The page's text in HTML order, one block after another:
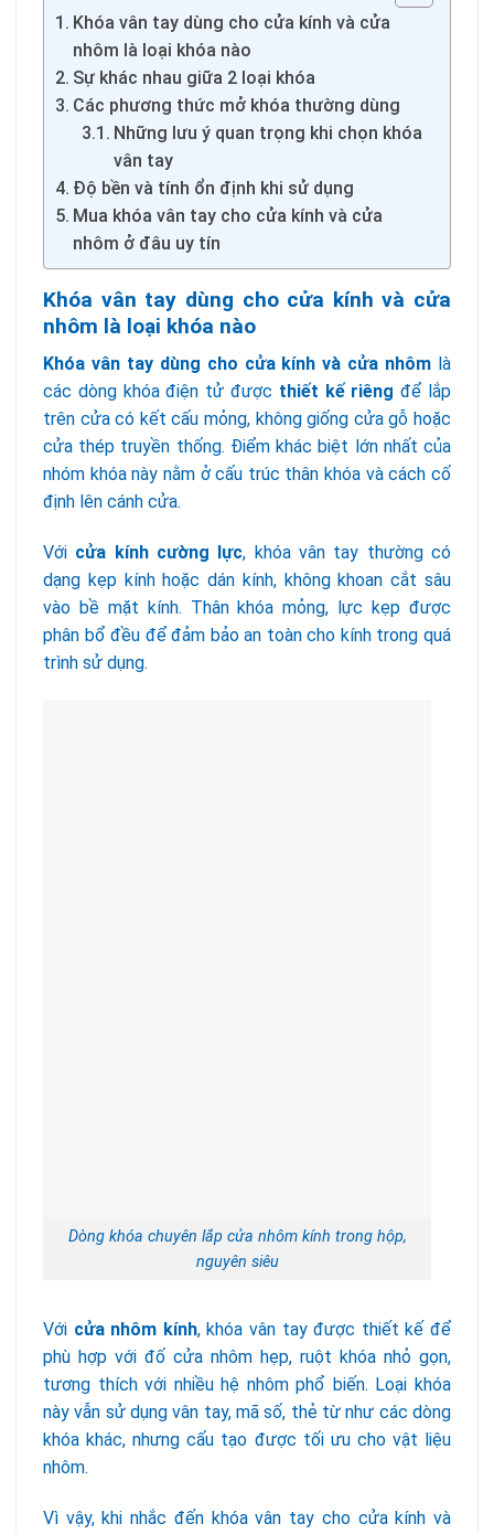
Khóa vân tay dùng cho cửa kính và cửa
nhôm là loại khóa nào
Sự khác nhau giữa 2 loại khóa
Các phương thức mở khóa thường dùng
Những lưu ý quan trọng khi chọn khóa
vân tay
Độ bền và tính ổn định khi sử dụng
Mua khóa vân tay cho cửa kính và cửa
nhôm ở đâu uy tín
Khóa vân tay dùng cho cửa kính và cửa
nhôm là loại khóa nào
Khóa vân tay dùng cho cửa kính và cửa nhôm là
các dòng khóa điện tử được thiết kế riêng để lắp
trên cửa có kết cấu mỏng, không giống cửa gỗ hoặc
cửa thép truyền thống. Điểm khác biệt lớn nhất của
nhóm khóa này nằm ở cấu trúc thân khóa và cách cố
định lên cánh cửa.
Với cửa kính cường lực, khóa vân tay thường có
dạng kẹp kính hoặc dán kính, không khoan cắt sâu
vào bề mặt kính. Thân khóa mỏng, lực kẹp được
phân bổ đều để đảm bảo an toàn cho kính trong quá
trình sử dụng.
Dòng khóa chuyên lắp cửa nhôm kính trong hộp,
nguyên siêu
Với cửa nhôm kính, khóa vân tay được thiết kế để
phù hợp với đố cửa nhôm hẹp, ruột khóa nhỏ gọn,
tương thích với nhiều hệ nhôm phổ biến. Loại khóa
này vẫn sử dụng vân tay, mã số, thẻ từ như các dòng
khóa khác, nhưng cấu tạo được tối ưu cho vật liệu
nhôm.
Vì vậy, khi nhắc đến khóa vân tay cho cửa kính và